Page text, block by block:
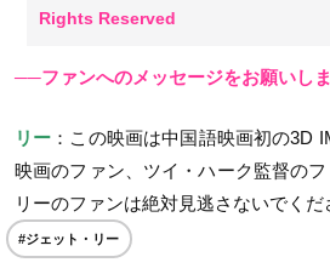
Rights Reserved
──ファンへのメッセージをお願いしま
リー ：この映画は中国語映画初の3D
映画のファン、ツイ・ハーク監督の
リーのファンは絶対見逃さないでくだ
#ジェット・リー